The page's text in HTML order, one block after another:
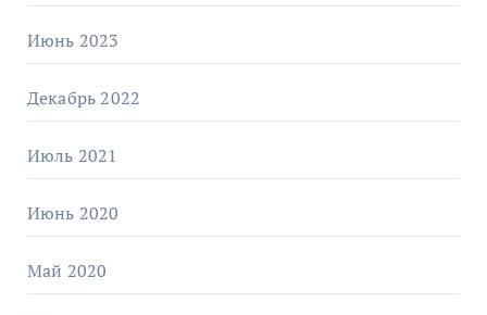
Июнь 2023
Декабрь 2022
Июль 2021
Июнь 2020
Май 2020